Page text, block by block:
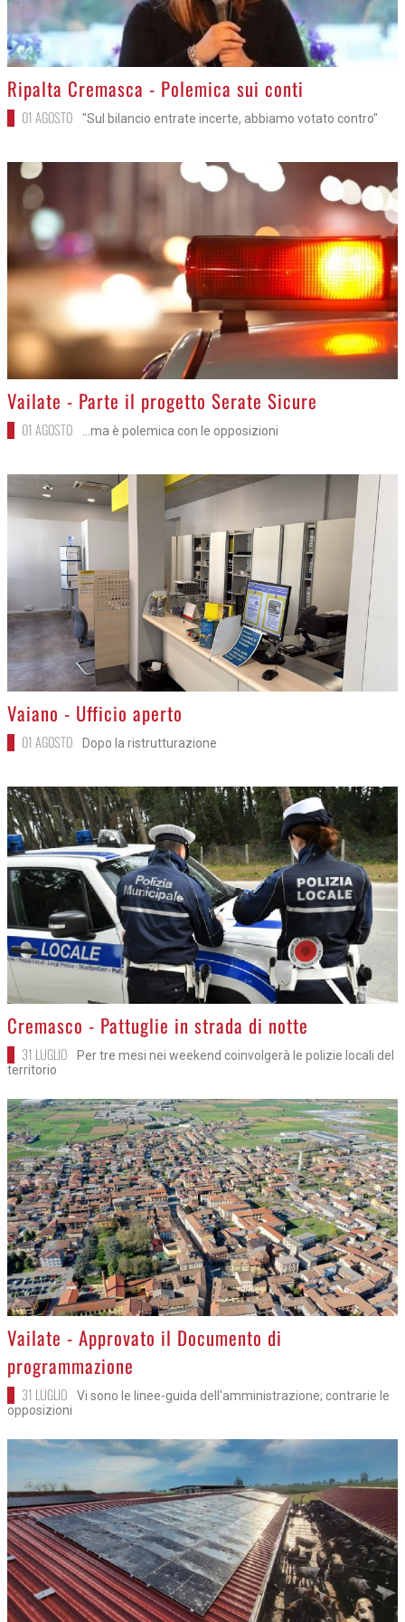
>
Ripalta Cremasca - Polemica sui conti
01 AGOSTO "Sul bilancio entrate incerte, abbiamo votato contro"
>
Vailate - Parte il progetto Serate Sicure
01 AGOSTO ...ma è polemica con le opposizioni
>
Vaiano - Ufficio aperto
01 AGOSTO Dopo la ristrutturazione
>
Cremasco - Pattuglie in strada di notte
31 LUGLIO
Per tre mesi nei weekend coinvolgerà le polizie locali del
territorio
>
Vailate - Approvato il Documento di
programmazione
31 LUGLIO
Vi sono le linee-guida dell'amministrazione; contrarie le
opposizioni